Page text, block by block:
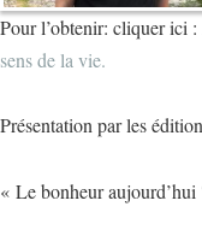
Pour l’obtenir: cliquer ici :
sens de la vie.
Présentation par les
« Le bonheur aujourd’hui